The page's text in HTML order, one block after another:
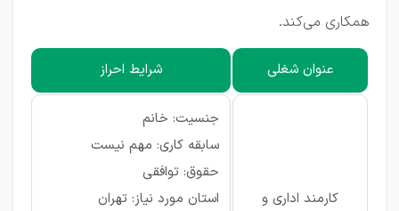
همکاری می‌کند.
عنوان شغلی شرایط احراز
کارمند اداری و
جنسیت: خانم
سابقه کاری: مهم نیست
حقوق: توافقی
استان مورد نیاز: تهران